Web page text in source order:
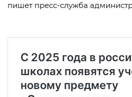
пишет пресс-служба